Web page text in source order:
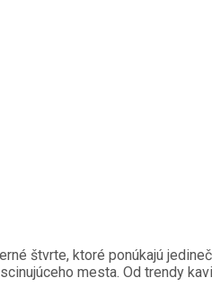
štvrte, ktoré ponúkajú
mesta. Od trendy